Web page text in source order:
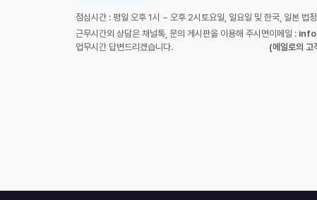
점심시간 : 평일 오후 1시 ~ 오후 2시 토요일, 일요일 및 한국, 일본 법
근무시간외 상담은 채널톡, 문의 게시판을 이용해 주시면
업무시간 답변드리겠습니다.
이메일 :
(메일로의 고